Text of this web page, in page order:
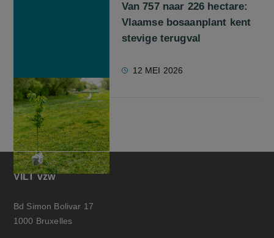
Van 757 naar 226 hectare:
Vlaamse bosaanplant kent
stevige terugval
12 MEI 2026
VILT vzw
Bd Simon Bolivar 17
1000 Bruxelles